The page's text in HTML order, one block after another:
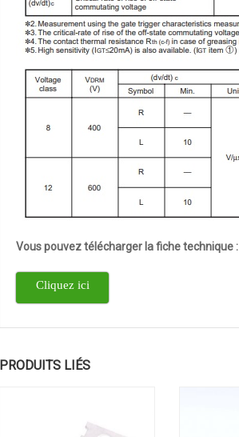
Vous pouvez télécharger la fiche technique :
Cliquez ici
PRODUITS LIÉS